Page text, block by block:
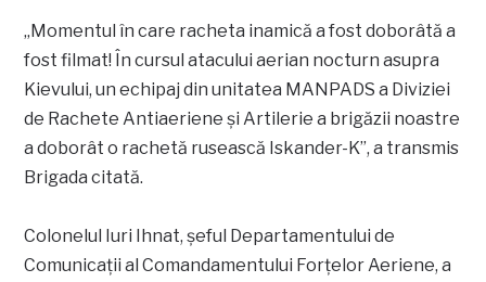
„Momentul în care racheta inamică a fost doborâtă a
fost filmat! În cursul atacului aerian nocturn asupra
Kievului, un echipaj din unitatea MANPADS a Diviziei
de Rachete Antiaeriene și Artilerie a brigăzii noastre
a doborât o rachetă rusească Iskander-K”, a transmis
Brigada citată.
Colonelul Iuri Ihnat, șeful Departamentului de
Comunicații al Comandamentului Forțelor Aeriene, a